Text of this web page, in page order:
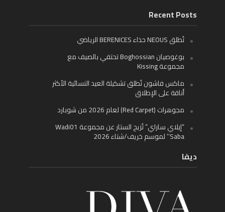
Recent Posts
تُطلق NEOUS حذاء BERENICES الرياضي
بوغوصيان Boghossian تحتفي بالصيف مع
مجموعة Kissing
ماكس فاشون تُطلق تشكيلة العيد النسائية الأكثر
أناقة على الإطلاق
مجوهرات (Red Carpet) لعام 2026 من شوبارد
“إيلاي ساراي” تُزيح الستار عن مجموعة Wadi01
‘Saba’ لموسم خريف/شتاء 2026
ديفا